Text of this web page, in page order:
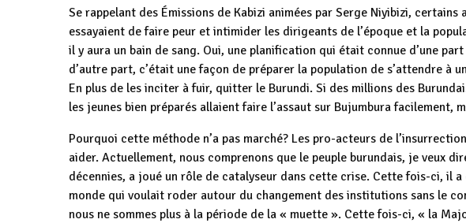
Se rappelant des Émissions de Kabizi animées par Serge Niyibizi,
essayaient de faire peur et intimider les dirigeants de l’époque et la
il y aura un bain de sang. Oui, une planification qui était connue d’une
d’autre part, c’était une façon de préparer la population de s’attendre à
En plus de les inciter à fuir, quitter le Burundi. Si des millions des
les jeunes bien préparés allaient faire l’assaut sur Bujumbura facilement,
Pourquoi cette méthode n’a pas marché? Les pro-acteurs de
aider. Actuellement, nous comprenons que le peuple burundais, je veux
décennies, a joué un rôle de catalyseur dans cette crise. Cette fois-ci, il
monde qui voulait roder autour du changement des institutions sans le
nous ne sommes plus à la période de la « muette ». Cette fois-ci, « la